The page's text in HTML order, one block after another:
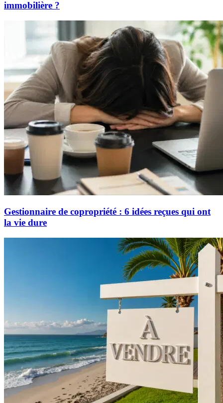
immobilière ?
Gestionnaire de copropriété : 6 idées reçues qui ont
la vie dure